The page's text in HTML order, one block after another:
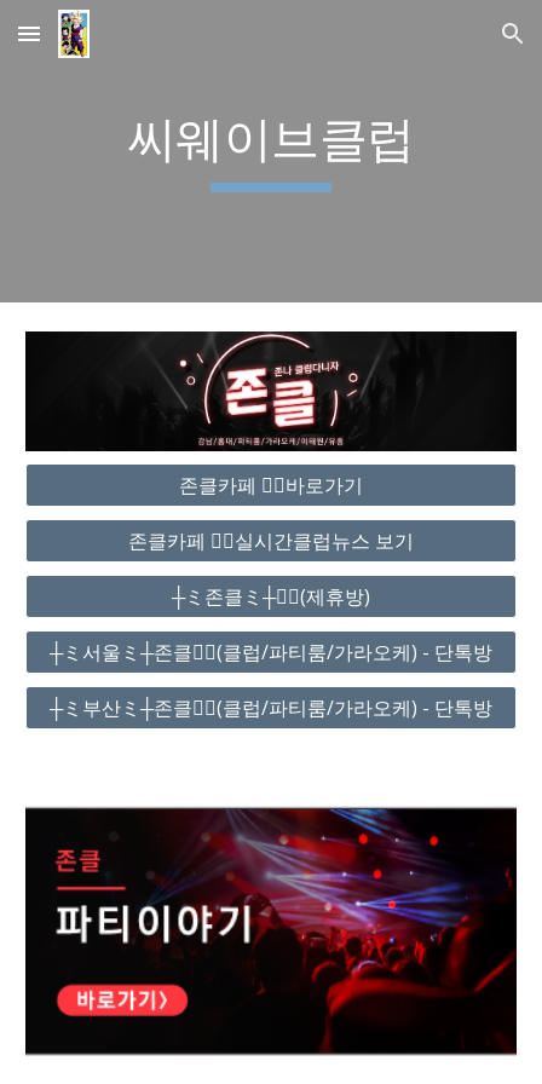
Skip to main content Skip to navigation
씨웨이브클럽
존클카페 ❤️‍🔥바로가기
존클카페 ❤️‍🔥실시간클럽뉴스 보기
┼ミ존클ミ┼❤️‍🔥(제휴방)
┼ミ서울ミ┼존클❤️‍🔥(클럽/파티룸/가라오케) - 단톡방
┼ミ부산ミ┼존클❤️‍🔥(클럽/파티룸/가라오케) - 단톡방